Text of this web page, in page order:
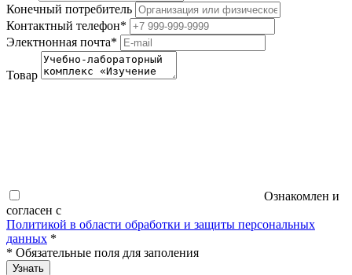
Конечный потребитель
Контактный телефон*
Электнонная почта*
Товар
Ознакомлен и
согласен с
Политикой в области обработки и защиты персональных
данных *
* Обязательные поля для заполения
Узнать